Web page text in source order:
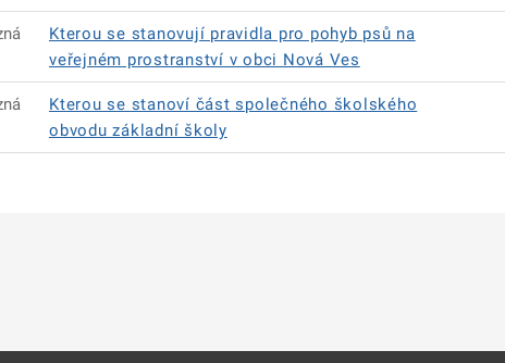
Kterou se stanovují pravidla pro pohyb psů na
veřejném prostranství v obci Nová Ves
Kterou se stanoví část společného školského
obvodu základní školy